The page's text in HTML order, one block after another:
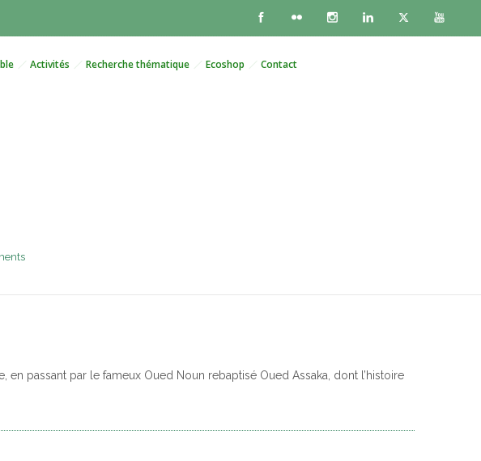
Activités Recherche thématique Ecoshop Contact
passant par le fameux Oued Noun rebaptisé Oued Assaka, dont l’histoire